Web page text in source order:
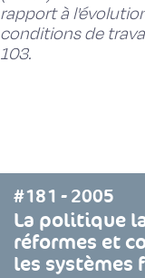
rapport à
conditions de
103.
#181 - 2005
La politique
réformes et
les systèmes